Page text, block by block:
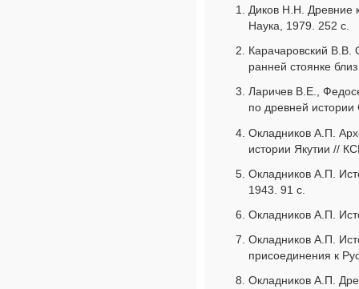
Диков Н.Н. Древние
Наука, 1979. 252 с.
Карачаровский В.В.
ранней стоянке
Ларичев В.Е.,
по древней
Окладников А.П.
истории Якутии //
Окладников А.П.
1943. 91 с.
Окладников А.П.
Окладников А.П.
присоединения к
Окладников А.П.